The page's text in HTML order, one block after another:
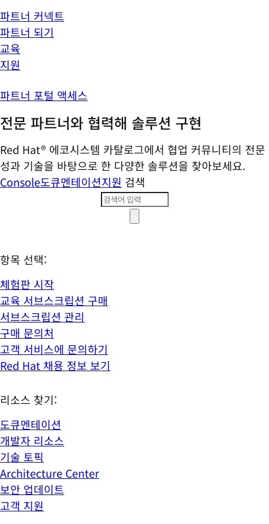
파트너 커넥트
파트너 되기
교육
지원
파트너 포털 액세스
전문 파트너와 협력해 솔루션 구현
Red Hat® 에코시스템 카탈로그에서 협업 커뮤니티의 전문
성과 기술을 바탕으로 한 다양한 솔루션을 찾아보세요.
Console도큐멘테이션지원 검색
항목 선택:
체험판 시작
교육 서브스크립션 구매
서브스크립션 관리
구매 문의처
고객 서비스에 문의하기
Red Hat 채용 정보 보기
리소스 찾기:
도큐멘테이션
개발자 리소스
기술 토픽
Architecture Center
보안 업데이트
고객 지원